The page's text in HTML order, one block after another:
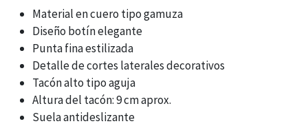
Material en cuero tipo gamuza
Diseño botín elegante
Punta fina estilizada
Detalle de cortes laterales decorativos
Tacón alto tipo aguja
Altura del tacón: 9 cm aprox.
Suela antideslizante